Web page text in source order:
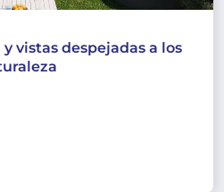
vistas despejadas a los